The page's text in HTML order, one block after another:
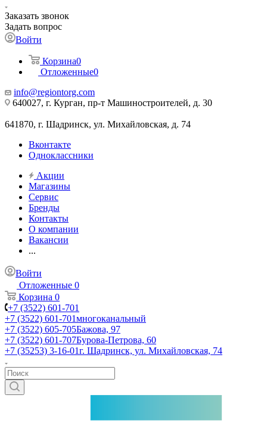
Заказать звонок
Задать вопрос
Войти
Корзина0
Отложенные0
info@regiontorg.com
640027, г. Курган, пр-т Машиностроителей, д. 30
641870, г. Шадринск, ул. Михайловская, д. 74
Вконтакте
Одноклассники
Акции
Магазины
Сервис
Бренды
Контакты
О компании
Вакансии
...
Войти
Отложенные 0
Корзина 0
+7 (3522) 601-701
+7 (3522) 601-701многоканальный
+7 (3522) 605-705Бажова, 97
+7 (3522) 601-707Бурова-Петрова, 60
+7 (35253) 3-16-01г. Шадринск, ул. Михайловская, 74